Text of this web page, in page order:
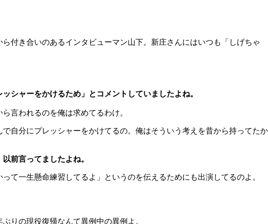
ら付き合いのあるインタビューマン山下。新庄さんにはいつも「しげちゃ
ャーをかけるため」とコメントしていましたよね。
言われるのを俺は求めてるわけ。
自分にプレッシャーをかけてるの。俺はそういう考えを昔から持ってたか
前言ってましたよね。
一生懸命練習してるよ」というのを伝えるためにも出演してるのよ。
りの現役復帰なんて異例中の異例よ。